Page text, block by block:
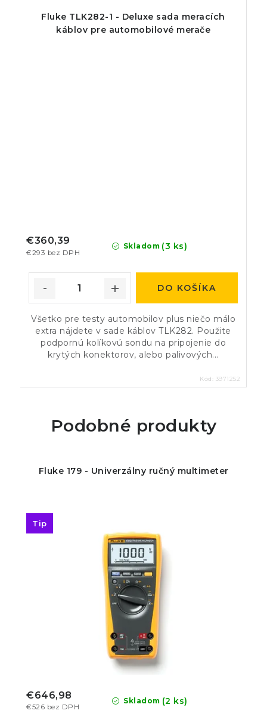
Fluke TLK282-1 - Deluxe sada meracích
káblov pre automobilové merače
Skladom (3 ks)
€293 bez DPH
€360,39
DO KOŠÍKA
Všetko pre testy automobilov plus niečo málo
extra nájdete v sade káblov TLK282. Použite
podpornú kolíkovú sondu na pripojenie do
krytých konektorov, alebo palivových...
Kód: 3971252
Podobné produkty
Fluke 179 - Univerzálny ručný multimeter
Tip
Skladom (2 ks)
€526 bez DPH
€646,98